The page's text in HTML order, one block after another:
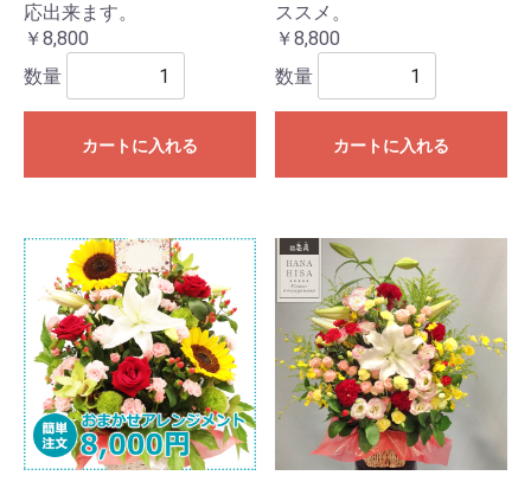
応出来ます。
￥8,800
数量
カートに入れる
ススメ。
￥8,800
数量
カートに入れる